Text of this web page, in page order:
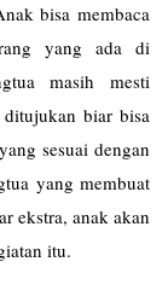
bisa membaca
yang ada di
masih mesti
biar bisa
sesuai dengan
yang membuat
ekstra, anak akan
itu.